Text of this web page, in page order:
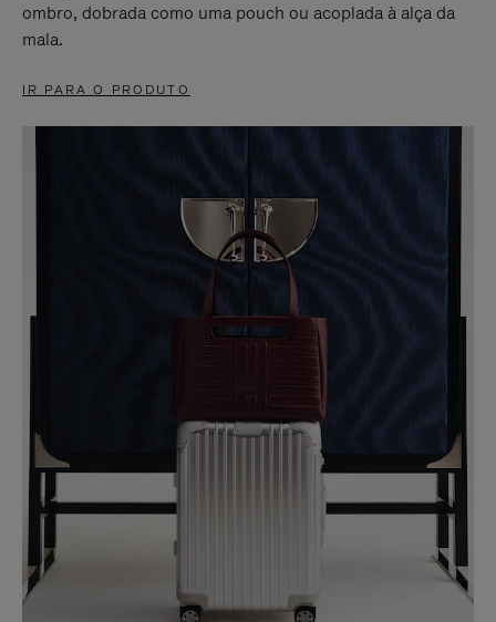
ombro, dobrada como uma pouch ou acoplada à alça da
mala.
IR PARA O PRODUTO